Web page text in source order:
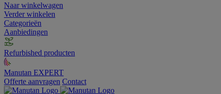
Naar winkelwagen
Verder winkelen
Categorieën
Aanbiedingen
Refurbished producten
Manutan EXPERT
Offerte aanvragen Contact